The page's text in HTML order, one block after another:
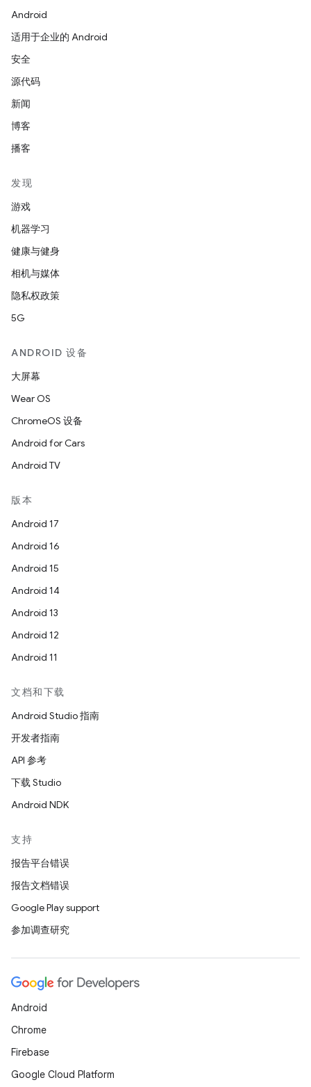
Android
适用于企业的 Android
安全
源代码
新闻
博客
播客
发现
游戏
机器学习
健康与健身
相机与媒体
隐私权政策
5G
ANDROID 设备
大屏幕
Wear OS
ChromeOS 设备
Android for Cars
Android TV
版本
Android 17
Android 16
Android 15
Android 14
Android 13
Android 12
Android 11
文档和下载
Android Studio 指南
开发者指南
API 参考
下载 Studio
Android NDK
支持
报告平台错误
报告文档错误
Google Play support
参加调查研究
Android
Chrome
Firebase
Google Cloud Platform